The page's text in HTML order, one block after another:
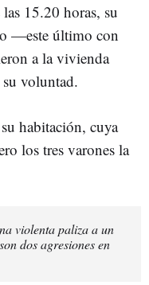
15.20 horas, su
—este último con
a la vivienda
voluntad.
habitación, cuya
los tres varones la
violenta paliza a un
dos agresiones en